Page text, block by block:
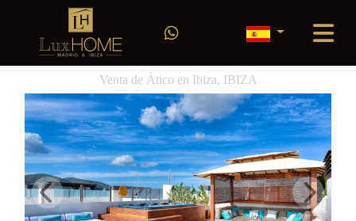
Venta de Ático en Ibiza, IBIZA